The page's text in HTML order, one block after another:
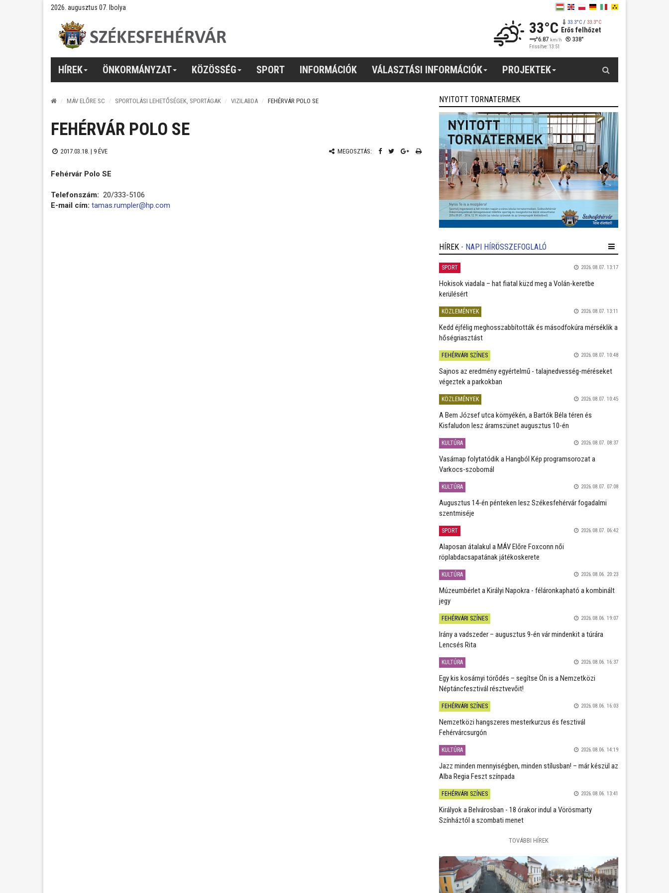
2026. augusztus 07. Ibolya
33°C 33.3°C/ 33.3°C
Erős felhőzet
6.87 km/h 338°
Frissítve: 13:51
HÍREK ÖNKORMÁNYZAT KÖZÖSSÉG SPORT INFORMÁCIÓK VÁLASZTÁSI INFORMÁCIÓK PROJEKTEK
MÁV ELŐRE SC SPORTOLÁSI LEHETŐSÉGEK, SPORTÁGAK VIZILABDA FEHÉRVÁR POLO SE
FEHÉRVÁR POLO SE
2017.03.18. | 9 ÉVE MEGOSZTÁS:
Fehérvár Polo SE
Telefonszám: 20/333-5106
E-mail cím: tamas.rumpler@hp.com
NYITOTT TORNATERMEK
HÍREK - NAPI HÍRÖSSZEFOGLALÓ
SPORT 2026.08.07. 13:17
Hokisok viadala – hat fiatal küzd meg a Volán-keretbe
kerülésért
KÖZLEMÉNYEK 2026.08.07. 13:11
Kedd éjfélig meghosszabbították és másodfokúra mérséklik a
hőségriasztást
FEHÉRVÁRI SZÍNES 2026.08.07. 10:48
Sajnos az eredmény egyértelmű - talajnedvesség-méréseket
végeztek a parkokban
KÖZLEMÉNYEK 2026.08.07. 10:45
A Bem József utca környékén, a Bartók Béla téren és
Kisfaludon lesz áramszünet augusztus 10-én
KULTÚRA 2026.08.07. 08:37
Vasárnap folytatódik a Hangból Kép programsorozat a
Varkocs-szobornál
KULTÚRA 2026.08.07. 07:08
Augusztus 14-én pénteken lesz Székesfehérvár fogadalmi
szentmiséje
SPORT 2026.08.07. 06:42
Alaposan átalakul a MÁV Előre Foxconn női
röplabdacsapatának játékoskerete
KULTÚRA 2026.08.06. 20:23
Múzeumbérlet a Királyi Napokra - féláronkapható a kombinált
jegy
FEHÉRVÁRI SZÍNES 2026.08.06. 19:07
Irány a vadszeder – augusztus 9-én vár mindenkit a túrára
Lencsés Rita
KULTÚRA 2026.08.06. 16:37
Egy kis kosárnyi törődés – segítse Ön is a Nemzetközi
Néptáncfesztivál résztvevőit!
FEHÉRVÁRI SZÍNES 2026.08.06. 16:03
Nemzetközi hangszeres mesterkurzus és fesztivál
Fehérvárcsurgón
KULTÚRA 2026.08.06. 14:19
Jazz minden mennyiségben, minden stílusban! – már készül az
Alba Regia Feszt színpada
FEHÉRVÁRI SZÍNES 2026.08.06. 13:41
Királyok a Belvárosban - 18 órakor indul a Vörösmarty
Színháztól a szombati menet
TOVÁBBI HÍREK